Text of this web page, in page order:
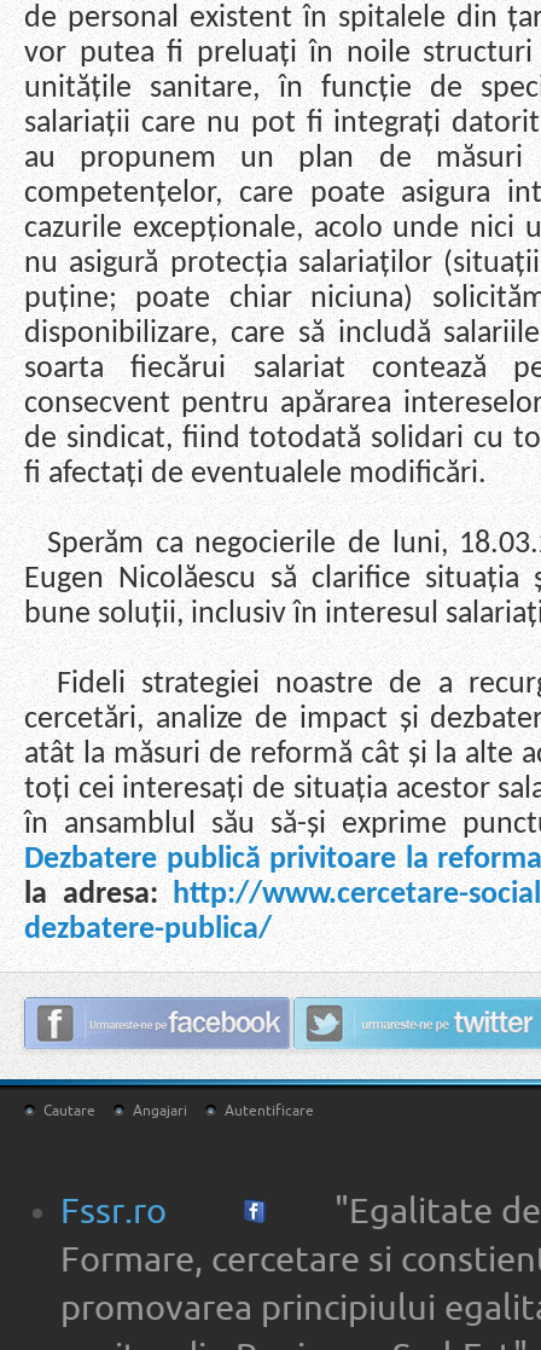
de personal existent în spitalele din
vor putea fi preluați în noile
unitățile sanitare, în funcție de
salariații care nu pot fi integrați
au propunem un plan de măsuri
competențelor, care poate asigura
cazurile excepționale, acolo unde nici
nu asigură protecția salariaților
puține; poate chiar niciuna)
disponibilizare, care să includă
soarta fiecărui salariat contează
consecvent pentru apărarea
de sindicat, fiind totodată solidari cu
fi afectați de eventualele modificări.
Sperăm ca negocierile de luni,
Eugen Nicolăescu să clarifice
bune soluții, inclusiv în interesul
Fideli strategiei noastre de a
cercetări, analize de impact și
atât la măsuri de reformă cât și la alte
toți cei interesați de situația acestor
în ansamblul său să-și exprime
Dezbatere publică privitoare la
la adresa:http://www.cercetare-
dezbatere-publica/
Cautare Angajari Autentificare
Fssr.ro
"Egalitate de
Formare, cercetare si
promovarea principiului